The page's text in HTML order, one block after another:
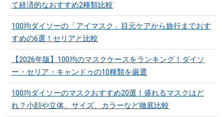
て経済的なおすすめ2種類比較
100均ダイソーの「アイマスク」目元ケアから旅行までおす
すめの6選！セリアと比較
【2026年版】100均のマスクケースをランキング！ダイソ
ー・セリア・キャンドゥの10種類を厳選
100均ダイソーのマスクおすすめ20選！盛れるマスクはど
れ？小顔や立体、サイズ、カラーなど徹底比較